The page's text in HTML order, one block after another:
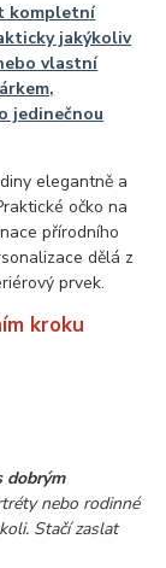
kompletní
jakýkoliv
vlastní
jedinečnou
elegantně a
očko na
přírodního
dělá z
prvek.
kroku
nebo rodinné
Stačí zaslat